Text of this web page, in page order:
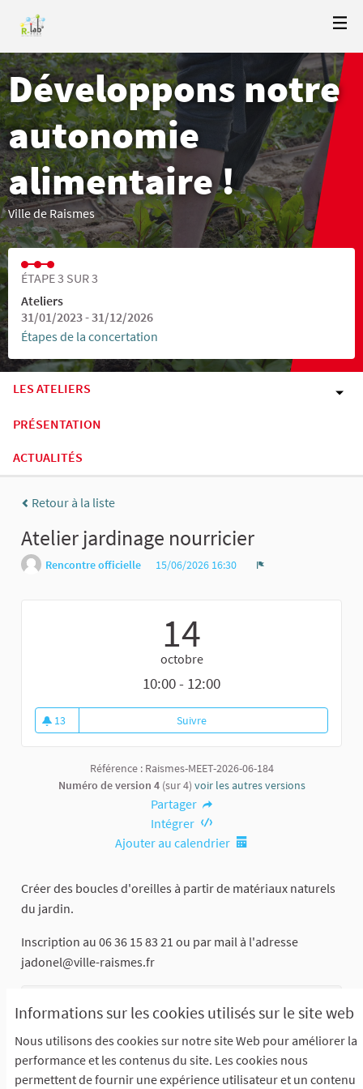
Informations sur les cookies utilisés sur le site web
Nous utilisons des cookies sur notre site Web pour améliorer la
performance et les contenus du site. Les cookies nous
permettent de fournir une expérience utilisateur et un contenu
Développons notre
autonomie
alimentaire !
Ville de Raismes
ÉTAPE 3 SUR 3
Ateliers
31/01/2023 - 31/12/2026
Étapes de la concertation
LES ATELIERS
PRÉSENTATION
ACTUALITÉS
Retour à la liste
Atelier jardinage nourricier
Rencontre officielle 15/06/2026 16:30
14
octobre
10:00 - 12:00
13
13 abonnés
SuivreAtelier jardinage nourricier
Référence : Raismes-MEET-2026-06-184
Numéro de version 4(sur 4) voir les autres versions
Partager
Intégrer
Ajouter au calendrier
Créer des boucles d'oreilles à partir de matériaux naturels
du jardin.
Inscription au 06 36 15 83 21 ou par mail à l'adresse
jadonel@ville-raismes.fr
Maison des associations